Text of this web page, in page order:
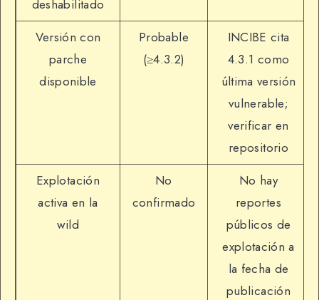
deshabilitado
Versión con
parche
disponible
Probable
(≥4.3.2)
INCIBE cita
4.3.1 como
última versión
vulnerable;
verificar en
repositorio
Explotación
activa en la
wild
No
confirmado
No hay
reportes
públicos de
explotación a
la fecha de
publicación